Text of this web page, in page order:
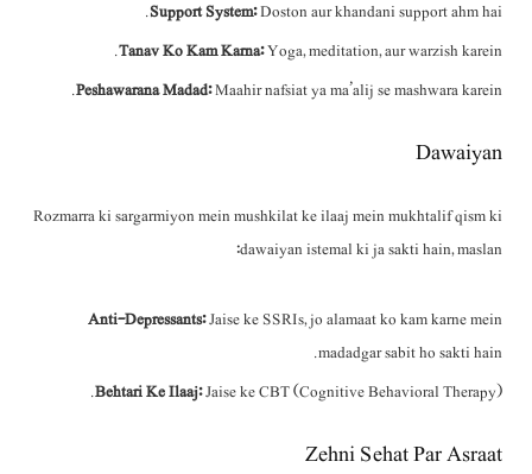
Support System:Doston aur khandani support ahm hai.
Tanav Ko Kam Karna:Yoga, meditation, aur warzish karein.
Peshawarana Madad:Maahir nafsiat ya ma’alij se mashwara karein.
Dawaiyan
Rozmarra ki sargarmiyon mein mushkilat ke ilaaj mein mukhtalif qism ki
dawaiyan istemal ki ja sakti hain, maslan:
Anti-Depressants:Jaise ke SSRIs, jo alamaat ko kam karne mein
madadgar sabit ho sakti hain.
Behtari Ke Ilaaj:Jaise ke CBT (Cognitive Behavioral Therapy).
Zehni Sehat Par Asraat